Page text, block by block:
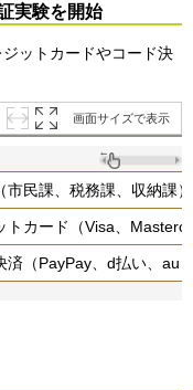
実験を開始
ットカードやコード決
画面サイズで表示
市民課、税務課、収納課
トカード（Visa、
済（PayPay、d払い、au